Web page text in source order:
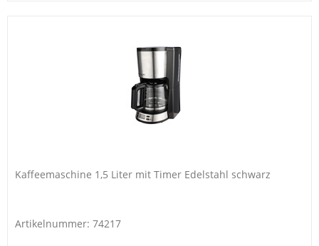
Kaffeemaschine 1,5 Liter mit Timer Edelstahl schwarz
Artikelnummer: 74217